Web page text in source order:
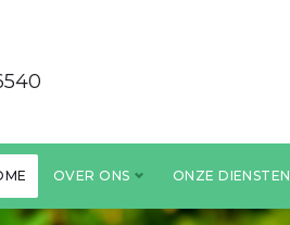
OVER ONS ONZE DIENSTEN